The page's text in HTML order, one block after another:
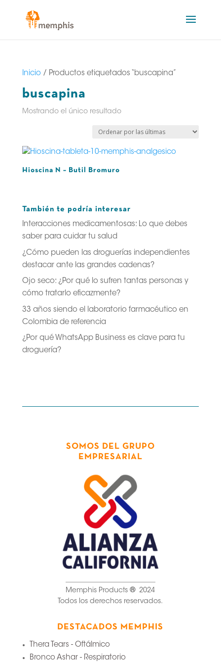
Inicio / Productos etiquetados “buscapina”
buscapina
Mostrando el único resultado
Hioscina N – Butil Bromuro
También te podría interesar
Interacciones medicamentosas: Lo que debes
saber para cuidar tu salud
¿Cómo pueden las droguerías independientes
destacar ante las grandes cadenas?
Ojo seco: ¿Por qué lo sufren tantas personas y
cómo tratarlo eficazmente?
33 años siendo el laboratorio farmacéutico en
Colombia de referencia
¿Por qué WhatsApp Business es clave para tu
droguería?
SOMOS DEL GRUPO
EMPRESARIAL
Memphis Products ® 2024
Todos los derechos reservados.
DESTACADOS MEMPHIS
Thera Tears - Oftálmico
Bronco Ashar - Respiratorio